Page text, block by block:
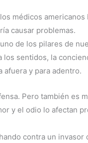
médicos americanos
causar problemas.
de los pilares de
los sentidos, la
afuera y para adentro.
Pero también es
y el odio lo afectan
contra un invasor